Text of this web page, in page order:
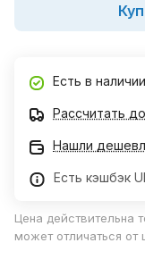
Есть в наличии
Рассчитать
Нашли
Есть кэшбэк
Цена действительна
может отличаться от